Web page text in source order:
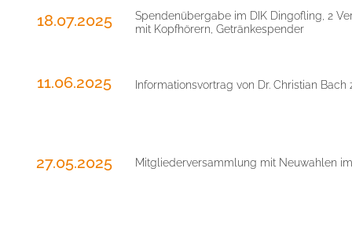
18.07.2025
Spendenübergabe im DIK Dingofling, 2
mit Kopfhörern, Getränkespender
11.06.2025 Informationsvortrag von Dr. Christian
27.05.2025 Mitgliederversammlung mit Neuwahlen